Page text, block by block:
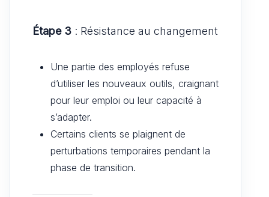
Étape 3 : Résistance au changement
Une partie des employés refuse
d’utiliser les nouveaux outils, craignant
pour leur emploi ou leur capacité à
s’adapter.
Certains clients se plaignent de
perturbations temporaires pendant la
phase de transition.